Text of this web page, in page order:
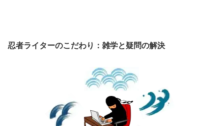
忍者ライターのこだわり：雑学と疑問の解決